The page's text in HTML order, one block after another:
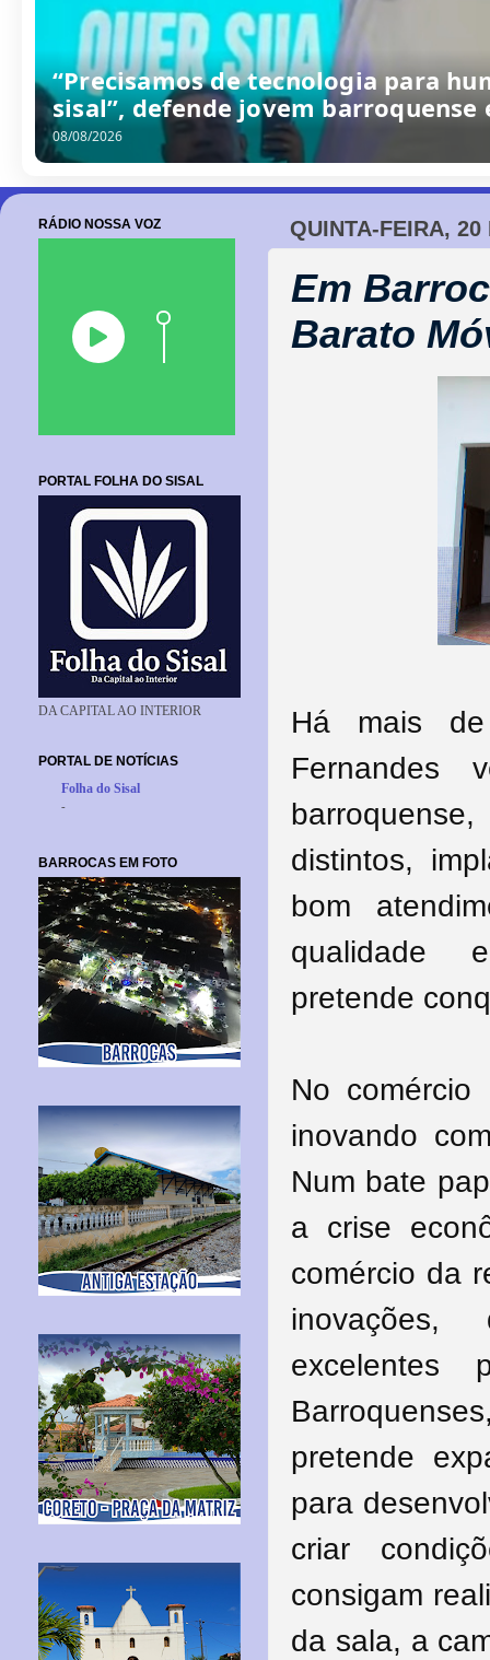
2
0
2
6
QUINTA-FEIRA, 20
Em
Barato
Há mais
Fernandes
distintos,
bom
pretende
No
inovando
Num bate
a crise
comércio da
excelentes
pretende
para
criar
consigam
da sala, a
RÁDIO NOSSA VOZ
PORTAL FOLHA DO SISAL
DA CAPITAL AO INTERIOR
PORTAL DE NOTÍCIAS
Folha do Sisal
-
BARROCAS EM FOTO